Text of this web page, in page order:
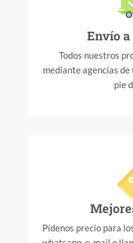
Envío
Todos nuestros
mediante agencias
pie
Pídenos precio para